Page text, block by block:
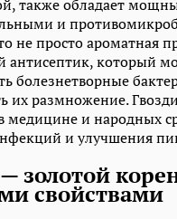
также обладает
и
не просто ароматная
антисептик, который
болезнетворные
их размножение.
медицине и народных
и улучшения
золотой
свойствами